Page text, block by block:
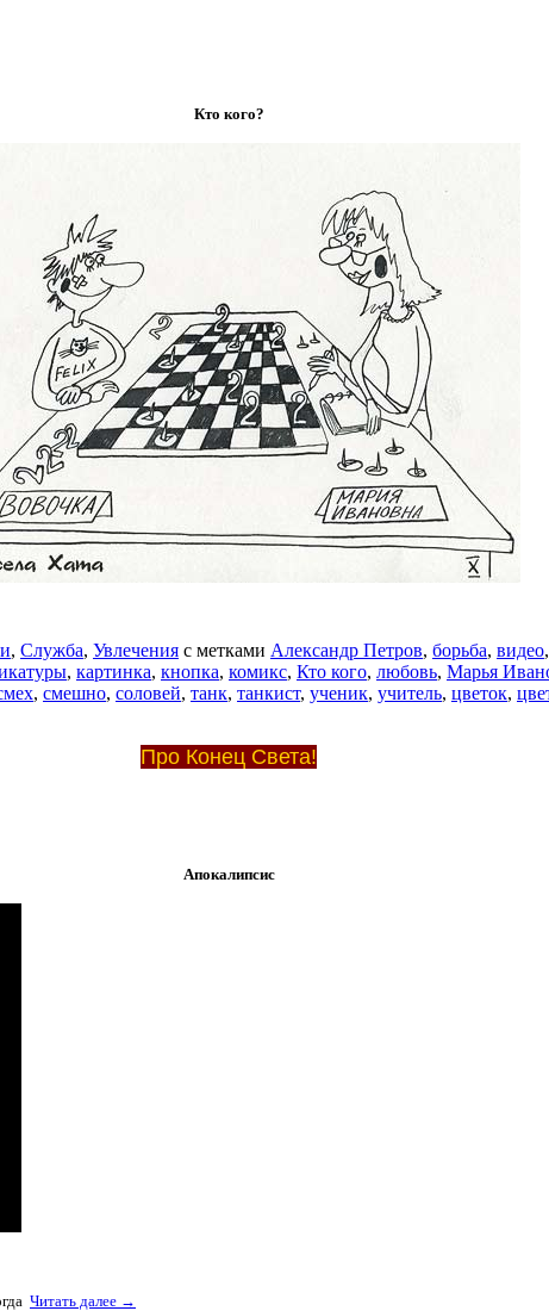
Кто кого?
, Служба, Увлечения с метками Александр Петров, борьба, видео,
, картинка, кнопка, комикс, Кто кого, любовь, Марья
, смешно, соловей, танк, танкист, ученик, учитель, цветок,
Про Конец Света!
Апокалипсис
Читать далее →